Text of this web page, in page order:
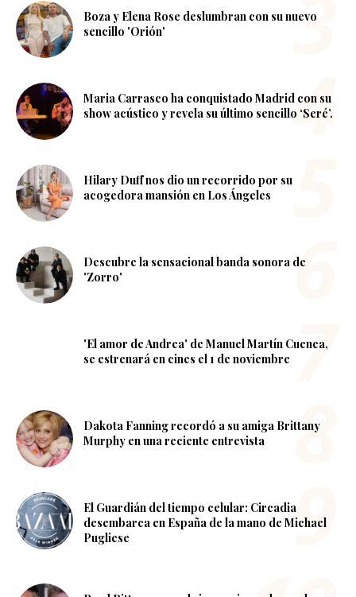
Boza y Elena Rose deslumbran con su nuevo
sencillo 'Orión'
Maria Carrasco ha conquistado Madrid con su
show acústico y revela su último sencillo ‘Seré’.
Hilary Duff nos dio un recorrido por su
acogedora mansión en Los Ángeles
Descubre la sensacional banda sonora de
'Zorro'
'El amor de Andrea' de Manuel Martín Cuenca,
se estrenará en cines el 1 de noviembre
Dakota Fanning recordó a su amiga Brittany
Murphy en una reciente entrevista
El Guardián del tiempo celular: Circadia
desembarca en España de la mano de Michael
Pugliese